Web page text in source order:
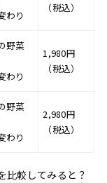
わり
（税込）
野菜
わり
1,980円
（税込）
野菜
わり
2,980円
（税込）
比較してみると？